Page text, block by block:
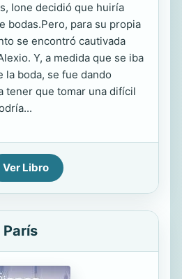
Ione decidió que huiría
bodas.Pero, para su propia
se encontró cautivada
Y, a medida que se iba
la boda, se fue dando
tener que tomar una difícil
Ver Libro
París